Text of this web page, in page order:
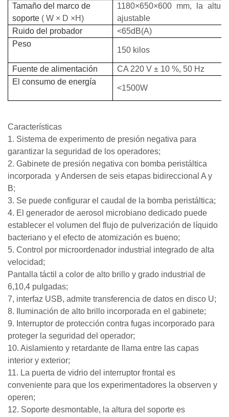
Tamaño del marco de
soporte ( W × D ×H)
1180×650×600 mm, la
ajustable
Ruido del probador
<65dB(A)
Peso
150 kilos
Fuente de alimentación
CA 220 V ± 10 %, 50 Hz
El consumo de energía
<1500W
Características
1. Sistema de experimento de presión negativa para
garantizar la seguridad de los operadores;
2. Gabinete de presión negativa con bomba peristáltica
incorporada yAndersen de seis etapas bidireccional A y
B;
3. Se puede configurar el caudal de la bomba peristáltica;
4. El generador de aerosol microbiano dedicado puede
establecer el volumen del flujo de pulverización de líquido
bacteriano y el efecto de atomización es bueno;
5. Control por microordenador industrial integrado de alta
velocidad;
Pantalla táctil a color de alto brillo y grado industrial de
6,10,4 pulgadas;
7, interfaz USB, admite transferencia de datos en disco U;
8. Iluminación de alto brillo incorporada en el gabinete;
9. Interruptor de protección contra fugas incorporado para
proteger la seguridad del operador;
10. Aislamiento y retardante de llama entre las capas
interior y exterior;
11. La puerta de vidrio del interruptor frontal es
conveniente para que los experimentadores la observen y
operen;
12. Soporte desmontable, la altura del soporte es